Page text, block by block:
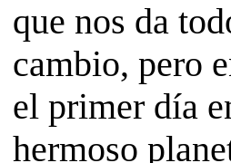
que nos da
cambio, pero
el primer día
hermoso